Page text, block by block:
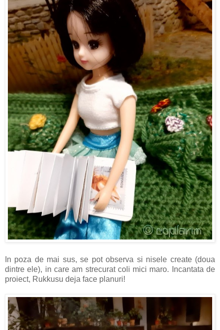
In poza de mai sus, se pot observa si nisele create (doua
dintre ele), in care am strecurat coli mici maro. Incantata de
proiect, Rukkusu deja face planuri!